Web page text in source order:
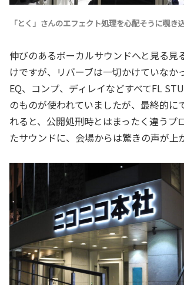
「とく 」さんのエフェクト処理を心配そうに覗き
伸びのあるボーカルサウンドへと見る見
けですが、リバーブは一切かけていなか
EQ、コンプ、ディレイなどすべてFL
のものが使われていましたが、最終的に
れると、公開処刑時とはまったく違うプ
たサウンドに、会場からは驚きの声が上